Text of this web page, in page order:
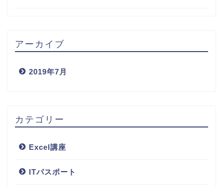
アーカイブ
2019年7月
カテゴリー
Excel講座
ITパスポート